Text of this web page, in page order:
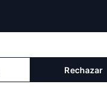
Rechazar